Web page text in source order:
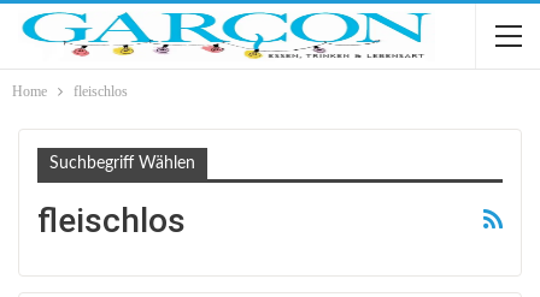
Home fleischlos
Suchbegriff Wählen
fleischlos